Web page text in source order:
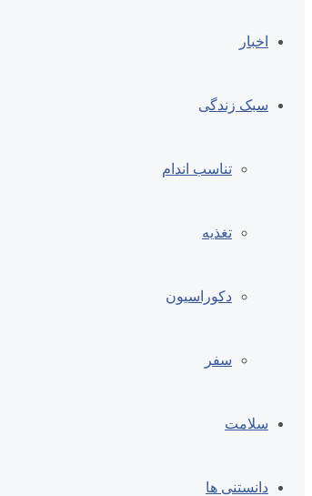
اخبار
سبک زندگی
تناسب اندام
تغذیه
دکوراسیون
سفر
سلامت
دانستنی ها